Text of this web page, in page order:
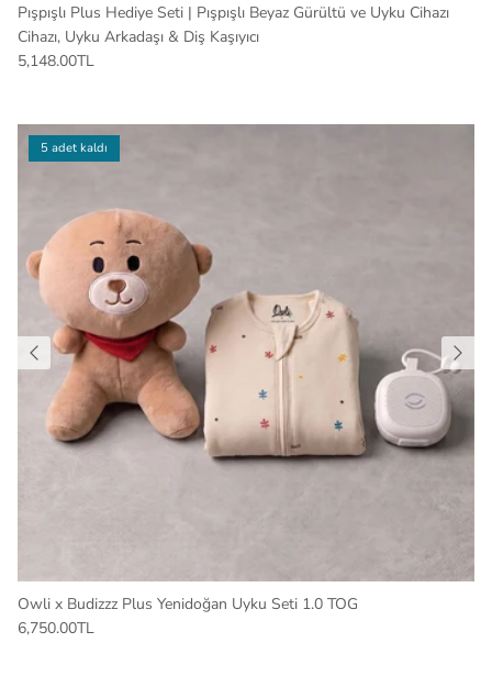
Pışpışlı Plus Hediye Seti | Pışpışlı Beyaz Gürültü ve Uyku Cihazı
Cihazı, Uyku Arkadaşı & Diş Kaşıyıcı
5,148.00TL
5 adet kaldı
Owli x Budizzz Plus Yenidoğan Uyku Seti 1.0 TOG
6,750.00TL